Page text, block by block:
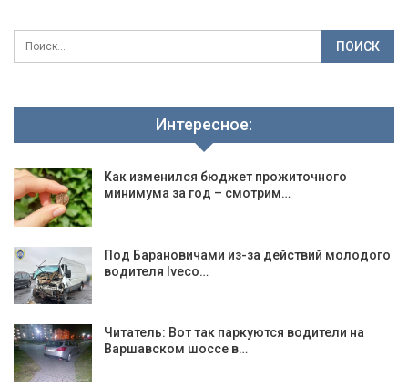
Интересное:
Как изменился бюджет прожиточного
минимума за год – смотрим…
Под Барановичами из-за действий молодого
водителя Iveсо…
Читатель: Вот так паркуются водители на
Варшавском шоссе в…